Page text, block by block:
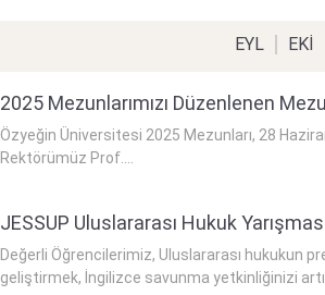
EYL EKİ
2025 Mezunlarımızı Düzenlenen
Özyeğin Üniversitesi 2025 Mezunları, 28
Rektörümüz Prof....
JESSUP Uluslararası Hukuk
Değerli Öğrencilerimiz, Uluslararası hukukun
geliştirmek, İngilizce savunma yetkinliğinizi